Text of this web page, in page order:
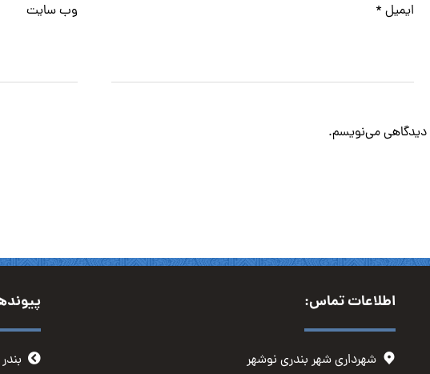
ایمیل * وب‌ سایت
دیدگاهی می‌نویسم.
اطلاعات تماس:
شهرداری شهر بندری نوشهر